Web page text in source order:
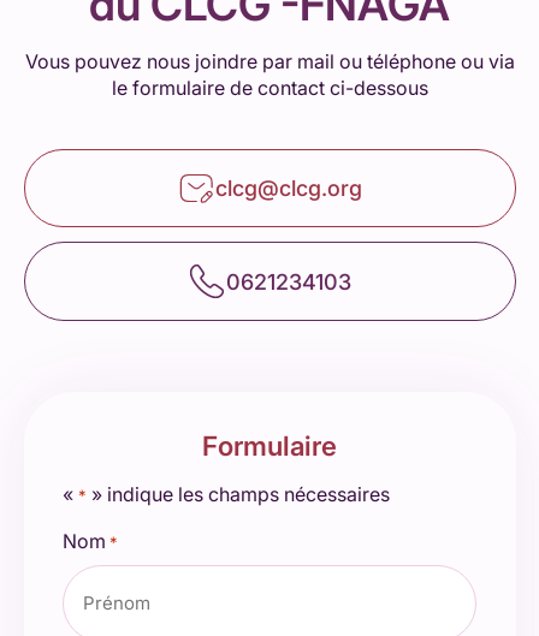
Vous pouvez nous joindre par mail ou téléphone ou via
le formulaire de contact ci-dessous
clcg@clcg.org
0621234103
Formulaire
« * » indique les champs nécessaires
Nom *